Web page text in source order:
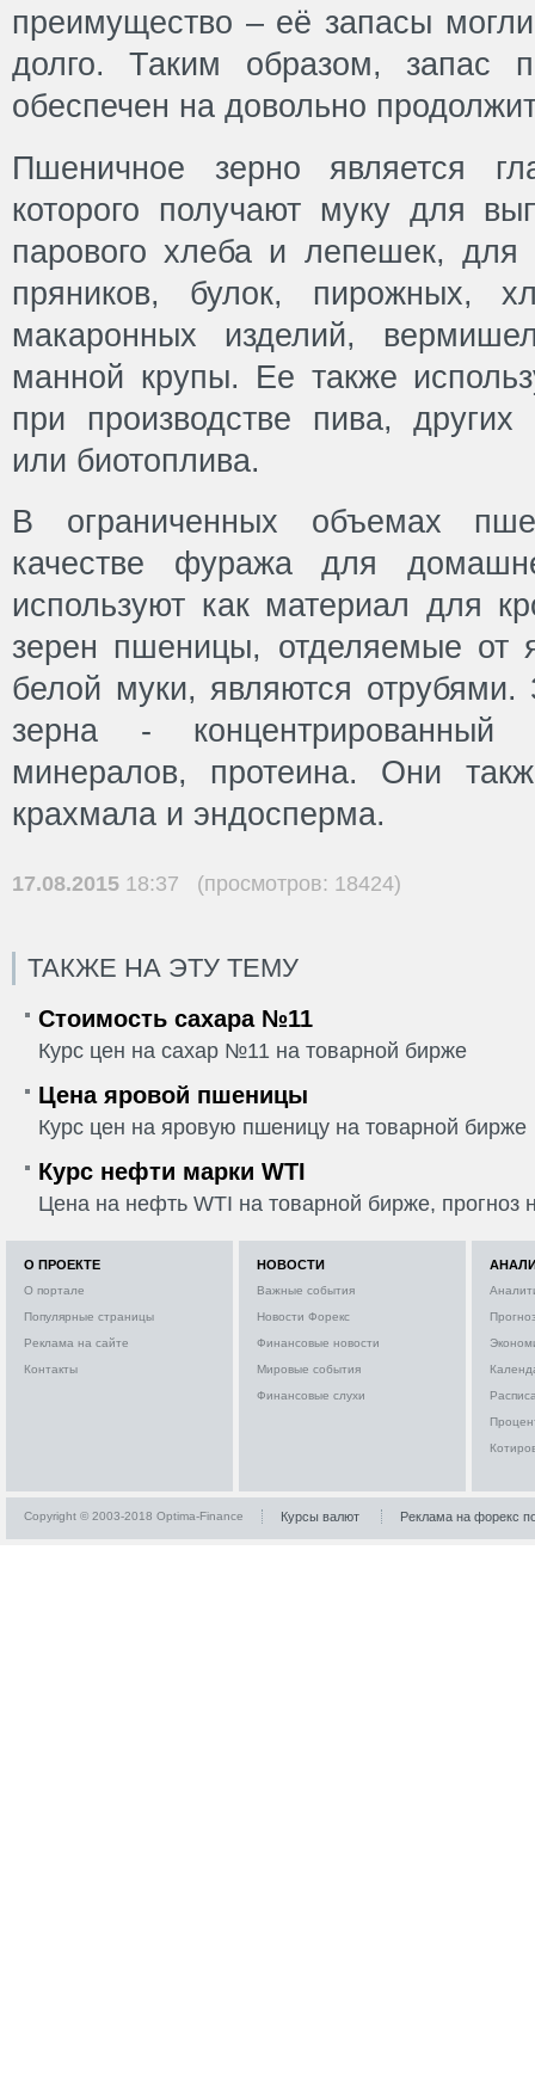
преимущество – её запасы
долго. Таким образом,
обеспечен на довольно
Пшеничное зерно является
которого получают муку для
парового хлеба и лепешек, для
пряников, булок, пирожных,
макаронных изделий,
манной крупы. Ее также
при производстве пива, других
или биотоплива.
В ограниченных объемах
качестве фуража для
используют как материал для
зерен пшеницы, отделяемые от
белой муки, являются
зерна - концентрированный
минералов, протеина. Они
крахмала и эндосперма.
17.08.2015 18:37 (просмотров: 18424)
ТАКЖЕ НА ЭТУ ТЕМУ
Стоимость сахара №11
Курс цен на сахар №11 на товарной бирже
Цена яровой пшеницы
Курс цен на яровую пшеницу на товарной бирже
Курс нефти марки WTI
Цена на нефть WTI на товарной бирже, прогноз
О ПРОЕКТЕ
О портале
Популярные страницы
Реклама на сайте
Контакты
НОВОСТИ
Важные события
Новости Форекс
Финансовые новости
Мировые события
Финансовые слухи
Copyright © 2003-2018 Optima-Finance Курсы валют Реклама на форекс